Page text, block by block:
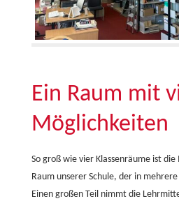
Ein Raum mit
Möglichkeiten
So groß wie vier Klassenräume ist
Raum unserer Schule, der in
Einen großen Teil nimmt die